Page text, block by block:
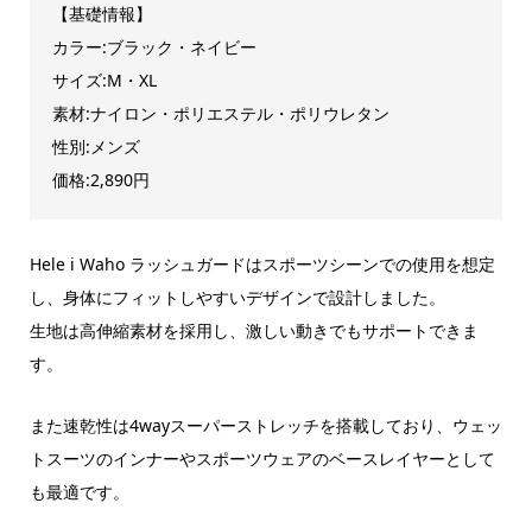
【基礎情報】
カラー:ブラック・ネイビー
サイズ:M・XL
素材:ナイロン・ポリエステル・ポリウレタン
性別:メンズ
価格:2,890円
Hele i Waho ラッシュガードはスポーツシーンでの使用を想定
し、身体にフィットしやすいデザインで設計しました。
生地は高伸縮素材を採用し、激しい動きでもサポートできま
す。
また速乾性は4wayスーパーストレッチを搭載しており、ウェッ
トスーツのインナーやスポーツウェアのベースレイヤーとして
も最適です。